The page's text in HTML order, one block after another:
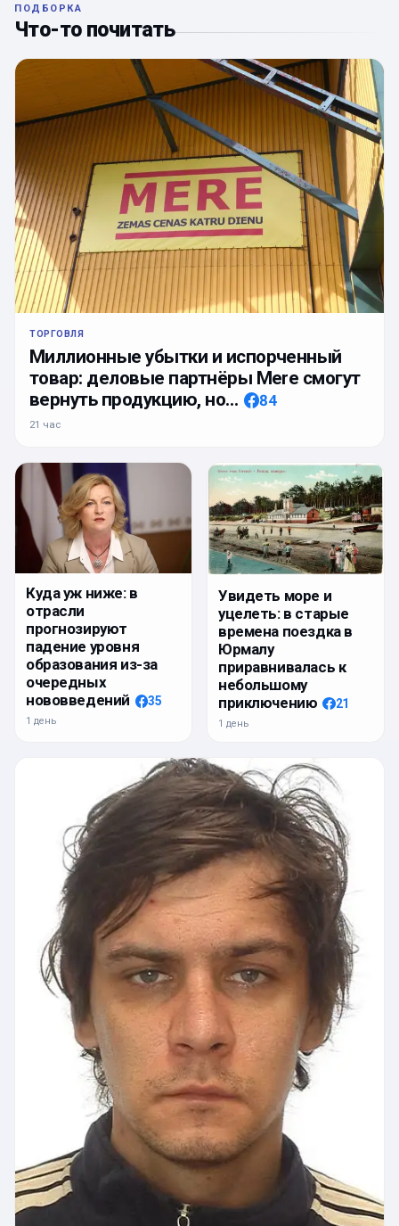
ПОДБОРКА
Что-то почитать
ТОРГОВЛЯ
Миллионные убытки и испорченный
товар: деловые партнёры Mere смогут
вернуть продукцию, но…
84
21 час
Куда уж ниже: в
отрасли
прогнозируют
падение уровня
образования из-за
очередных
нововведений
35
1 день
Увидеть море и
уцелеть: в старые
времена поездка в
Юрмалу
приравнивалась к
небольшому
приключению
21
1 день